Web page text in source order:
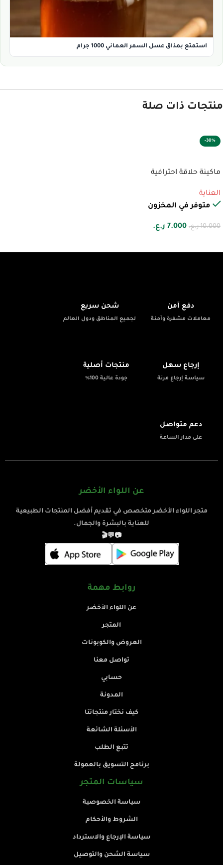
استمتع بمذاق عسل السمر العماني 1000 جرام
منتجات ذات صلة
-30%
ماكينة حلاقة احترافية
العناية
متوفر في المخزون
10.000 ر.ع. 7.000 ر.ع.
دفع آمن
معاملات مشفرة وآمنة
شحن سريع
لجميع المناطق ودول العالم
إرجاع سهل
سياسة إرجاع مرنة
منتجات أصلية
جودة عالية 100%
دعم متواصل
على مدار الساعة
عن اللواء الأخضر
متجر اللواء الأخضر متخصص في تقديم أفضل المنتجات الطبيعية
للعناية بالبشرة والجمال.
📷
💬
🎬
روابط مهمة
عن اللواء الأخضر
المتجر
العروض والكوبونات
تواصل معنا
حسابي
المدونة
كيف نختار منتجاتنا
الأسئلة الشائعة
تتبع الطلب
برنامج التسويق بالعمولة
سياسات المتجر
سياسة الخصوصية
الشروط والأحكام
سياسة الإرجاع والاسترداد
سياسة الشحن والتوصيل